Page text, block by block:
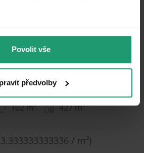
Povolit vše
předvolby
12 3
102 m² 427m²
/ m²)